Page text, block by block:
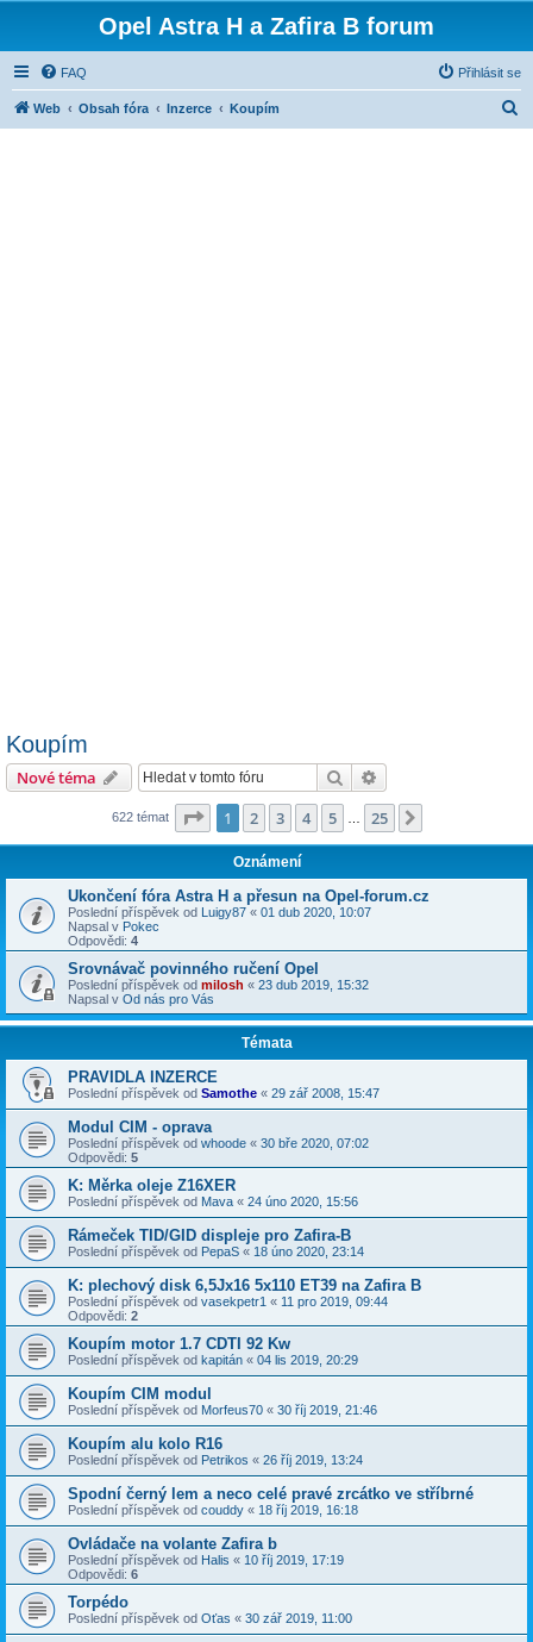
Opel Astra H a Zafira B forum
FAQ Přihlásit se
Web Obsah fóra Inzerce Koupím
Koupím
Nové téma Hledat
622 témat Stránka z 25
1 2 3 4 5 25
Oznámení
Ukončení fóra Astra H a přesun na Opel-forum.cz
Poslední příspěvek od Luigy87 « 01 dub 2020, 10:07
Napsal v Pokec
Odpovědi: 4
Srovnávač povinného ručení Opel
Poslední příspěvek od milosh « 23 dub 2019, 15:32
Napsal v Od nás pro Vás
Témata
PRAVIDLA INZERCE
Poslední příspěvek od Samothe « 29 zář 2008, 15:47
Modul CIM - oprava
Poslední příspěvek od whoode « 30 bře 2020, 07:02
Odpovědi: 5
K: Měrka oleje Z16XER
Poslední příspěvek od Mava « 24 úno 2020, 15:56
Rámeček TID/GID displeje pro Zafira-B
Poslední příspěvek od PepaS « 18 úno 2020, 23:14
K: plechový disk 6,5Jx16 5x110 ET39 na Zafira B
Poslední příspěvek od vasekpetr1 « 11 pro 2019, 09:44
Odpovědi: 2
Koupím motor 1.7 CDTI 92 Kw
Poslední příspěvek od kapitán « 04 lis 2019, 20:29
Koupím CIM modul
Poslední příspěvek od Morfeus70 « 30 říj 2019, 21:46
Koupím alu kolo R16
Poslední příspěvek od Petrikos « 26 říj 2019, 13:24
Spodní černý lem a neco celé pravé zrcátko ve stříbrné
Poslední příspěvek od couddy « 18 říj 2019, 16:18
Ovládače na volante Zafira b
Poslední příspěvek od Halis « 10 říj 2019, 17:19
Odpovědi: 6
Torpédo
Poslední příspěvek od Oťas « 30 zář 2019, 11:00